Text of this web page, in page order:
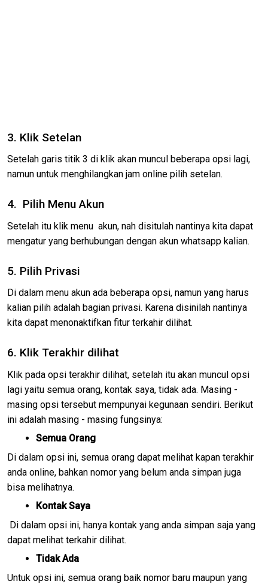
3. Klik Setelan
Setelah garis titik 3 di klik akan muncul beberapa opsi lagi,
namun untuk menghilangkan jam online pilih setelan.
4. Pilih Menu Akun
Setelah itu klik menu akun, nah disitulah nantinya kita dapat
mengatur yang berhubungan dengan akun whatsapp kalian.
5. Pilih Privasi
Di dalam menu akun ada beberapa opsi, namun yang harus
kalian pilih adalah bagian privasi. Karena disinilah nantinya
kita dapat menonaktifkan fitur terkahir dilihat.
6. Klik Terakhir dilihat
Klik pada opsi terakhir dilihat, setelah itu akan muncul opsi
lagi yaitu semua orang, kontak saya, tidak ada. Masing -
masing opsi tersebut mempunyai kegunaan sendiri. Berikut
ini adalah masing - masing fungsinya:
Semua Orang
Di dalam opsi ini, semua orang dapat melihat kapan terakhir
anda online, bahkan nomor yang belum anda simpan juga
bisa melihatnya.
Kontak Saya
Di dalam opsi ini, hanya kontak yang anda simpan saja yang
dapat melihat terkahir dilihat.
Tidak Ada
Untuk opsi ini, semua orang baik nomor baru maupun yang